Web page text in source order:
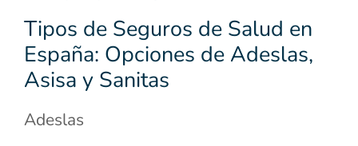
Tipos de Seguros de Salud en
España: Opciones de Adeslas,
Asisa y Sanitas
Adeslas